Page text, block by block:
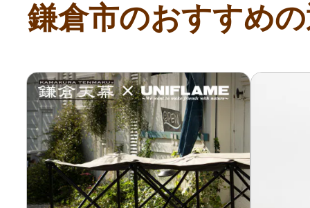
鎌倉市のおすすめ